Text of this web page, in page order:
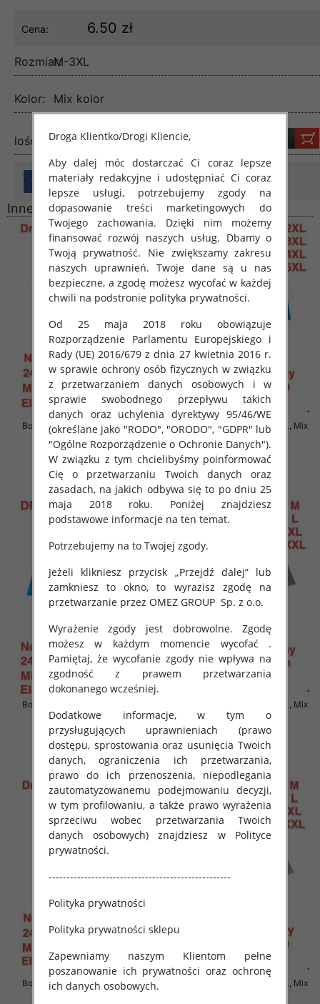
Cena: 6.50 zł
Rozmiar:M-3XL
Kolor: Mix kolor
lość:
Inne produkty
Bokserki męskie Roz M-2XL, Mix
kolor Paczka 24 szt
7.50 zł
szczegóły
Bokserki męskie Roz M-2XL, Mix
kolor Paczka 24 szt
7.50 zł
szczegóły
Bokserki męskie Roz M-2XL, Mix
kolor Paczka 24 szt
6.90 zł
szczegóły
Bokserki męskie Roz M-2XL, Mix
kolor Paczka 24 szt
6.90 zł
szczegóły
Bokserki męskie Roz M-2XL, Mix
kolor Paczka 24 szt
Bokserki męskie Roz M-2XL, Mix
Droga Klientko/Drogi Kliencie,
Aby dalej móc dostarczać Ci coraz lepsze
materiały redakcyjne i udostępniać Ci coraz
lepsze usługi, potrzebujemy zgody na
dopasowanie treści marketingowych do
Twojego zachowania. Dzięki nim możemy
finansować rozwój naszych usług. Dbamy o
Twoją prywatność. Nie zwiększamy zakresu
naszych uprawnień. Twoje dane są u nas
bezpieczne, a zgodę możesz wycofać w każdej
chwili na podstronie polityka prywatności.
Od 25 maja 2018 roku obowiązuje
Rozporządzenie Parlamentu Europejskiego i
Rady (UE) 2016/679 z dnia 27 kwietnia 2016 r.
w sprawie ochrony osób fizycznych w związku
z przetwarzaniem danych osobowych i w
sprawie swobodnego przepływu takich
danych oraz uchylenia dyrektywy 95/46/WE
(określane jako "RODO", "ORODO", "GDPR" lub
"Ogólne Rozporządzenie o Ochronie Danych").
W związku z tym chcielibyśmy poinformować
Cię o przetwarzaniu Twoich danych oraz
zasadach, na jakich odbywa się to po dniu 25
maja 2018 roku. Poniżej znajdziesz
podstawowe informacje na ten temat.
Potrzebujemy na to Twojej zgody.
Jeżeli klikniesz przycisk „Przejdź dalej” lub
zamkniesz to okno, to wyrazisz zgodę na
przetwarzanie przez OMEZ GROUP Sp. z o.o.
Wyrażenie zgody jest dobrowolne. Zgodę
możesz w każdym momencie wycofać .
Pamiętaj, że wycofanie zgody nie wpływa na
zgodność z prawem przetwarzania
dokonanego wcześniej.
Dodatkowe informacje, w tym o
przysługujących uprawnieniach (prawo
dostępu, sprostowania oraz usunięcia Twoich
danych, ograniczenia ich przetwarzania,
prawo do ich przenoszenia, niepodlegania
zautomatyzowanemu podejmowaniu decyzji,
w tym profilowaniu, a także prawo wyrażenia
sprzeciwu wobec przetwarzania Twoich
danych osobowych) znajdziesz w Polityce
prywatności.
---------------------------------------------------
Polityka prywatności
Polityka prywatności sklepu
Zapewniamy naszym Klientom pełne
poszanowanie ich prywatności oraz ochronę
ich danych osobowych.